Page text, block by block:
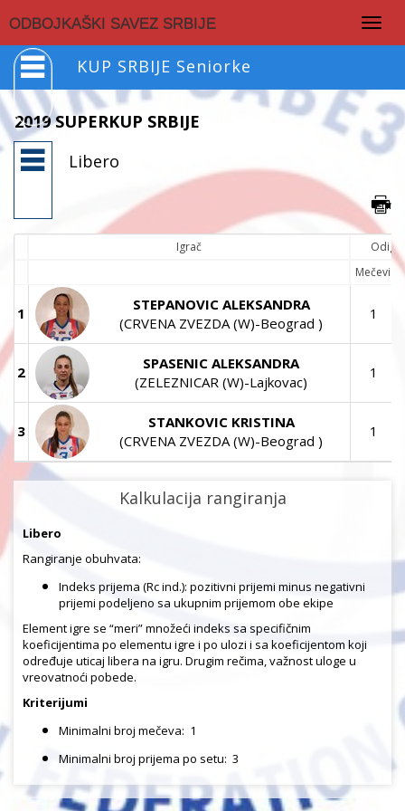
ODBOJKAŠKI SAVEZ SRBIJE
KUP SRBIJE Seniorke
2019 SUPERKUP SRBIJE
Libero
Igrač
Mečevi
1
STEPANOVIC ALEKSANDRA
(CRVENA ZVEZDA (W)-Beograd )
1
2
SPASENIC ALEKSANDRA
(ZELEZNICAR (W)-Lajkovac)
1
3
STANKOVIC KRISTINA
(CRVENA ZVEZDA (W)-Beograd )
1
Kalkulacija rangiranja
Libero
Rangiranje obuhvata:
Indeks prijema (Rc ind.): pozitivni prijemi minus negativni
prijemi podeljeno sa ukupnim prijemom obe ekipe
Element igre se “meri” množeći indeks sa specifičnim
koeficijentima po elementu igre i po ulozi i sa koeficijentom koji
određuje uticaj libera na igru. Drugim rečima, važnost uloge u
vreovatnoći pobede.
Kriterijumi
Minimalni broj mečeva: 1
Minimalni broj prijema po setu: 3